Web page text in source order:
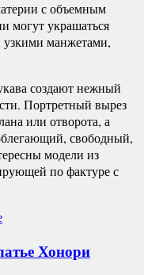
с объемным
могут украшаться
манжетами,
создают нежный
Портретный вырез
или отворота, а
свободный,
модели из
по фактуре с
Хонори